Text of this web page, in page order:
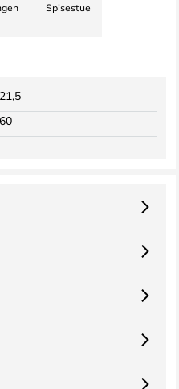
Spisestue
21,5
60